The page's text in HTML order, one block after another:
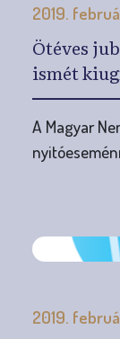
2019.
Ötéves
ismét
A Magyar
2019.